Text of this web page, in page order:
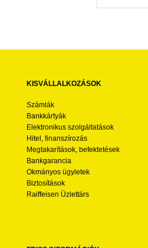
KISVÁLLALKOZÁSOK
Számlák
Bankkártyák
Elektronikus szolgáltatások
Hitel, finanszírozás
Megtakarítások, befektetések
Bankgarancia
Okmányos ügyletek
Biztosítások
Raiffeisen Üzlettárs